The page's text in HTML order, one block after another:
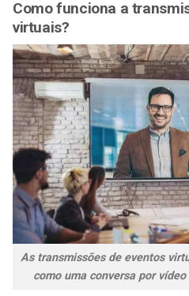
Como funciona a
virtuais?
As transmissões de eventos
como uma conversa por